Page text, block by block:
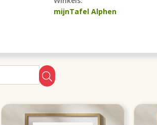
mijnTafel Alphen